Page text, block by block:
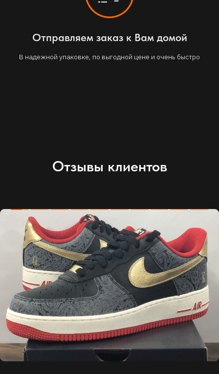
Отправляем заказ к Вам домой
В надежной упаковке, по выгодной цене и очень быстро
Отзывы клиентов